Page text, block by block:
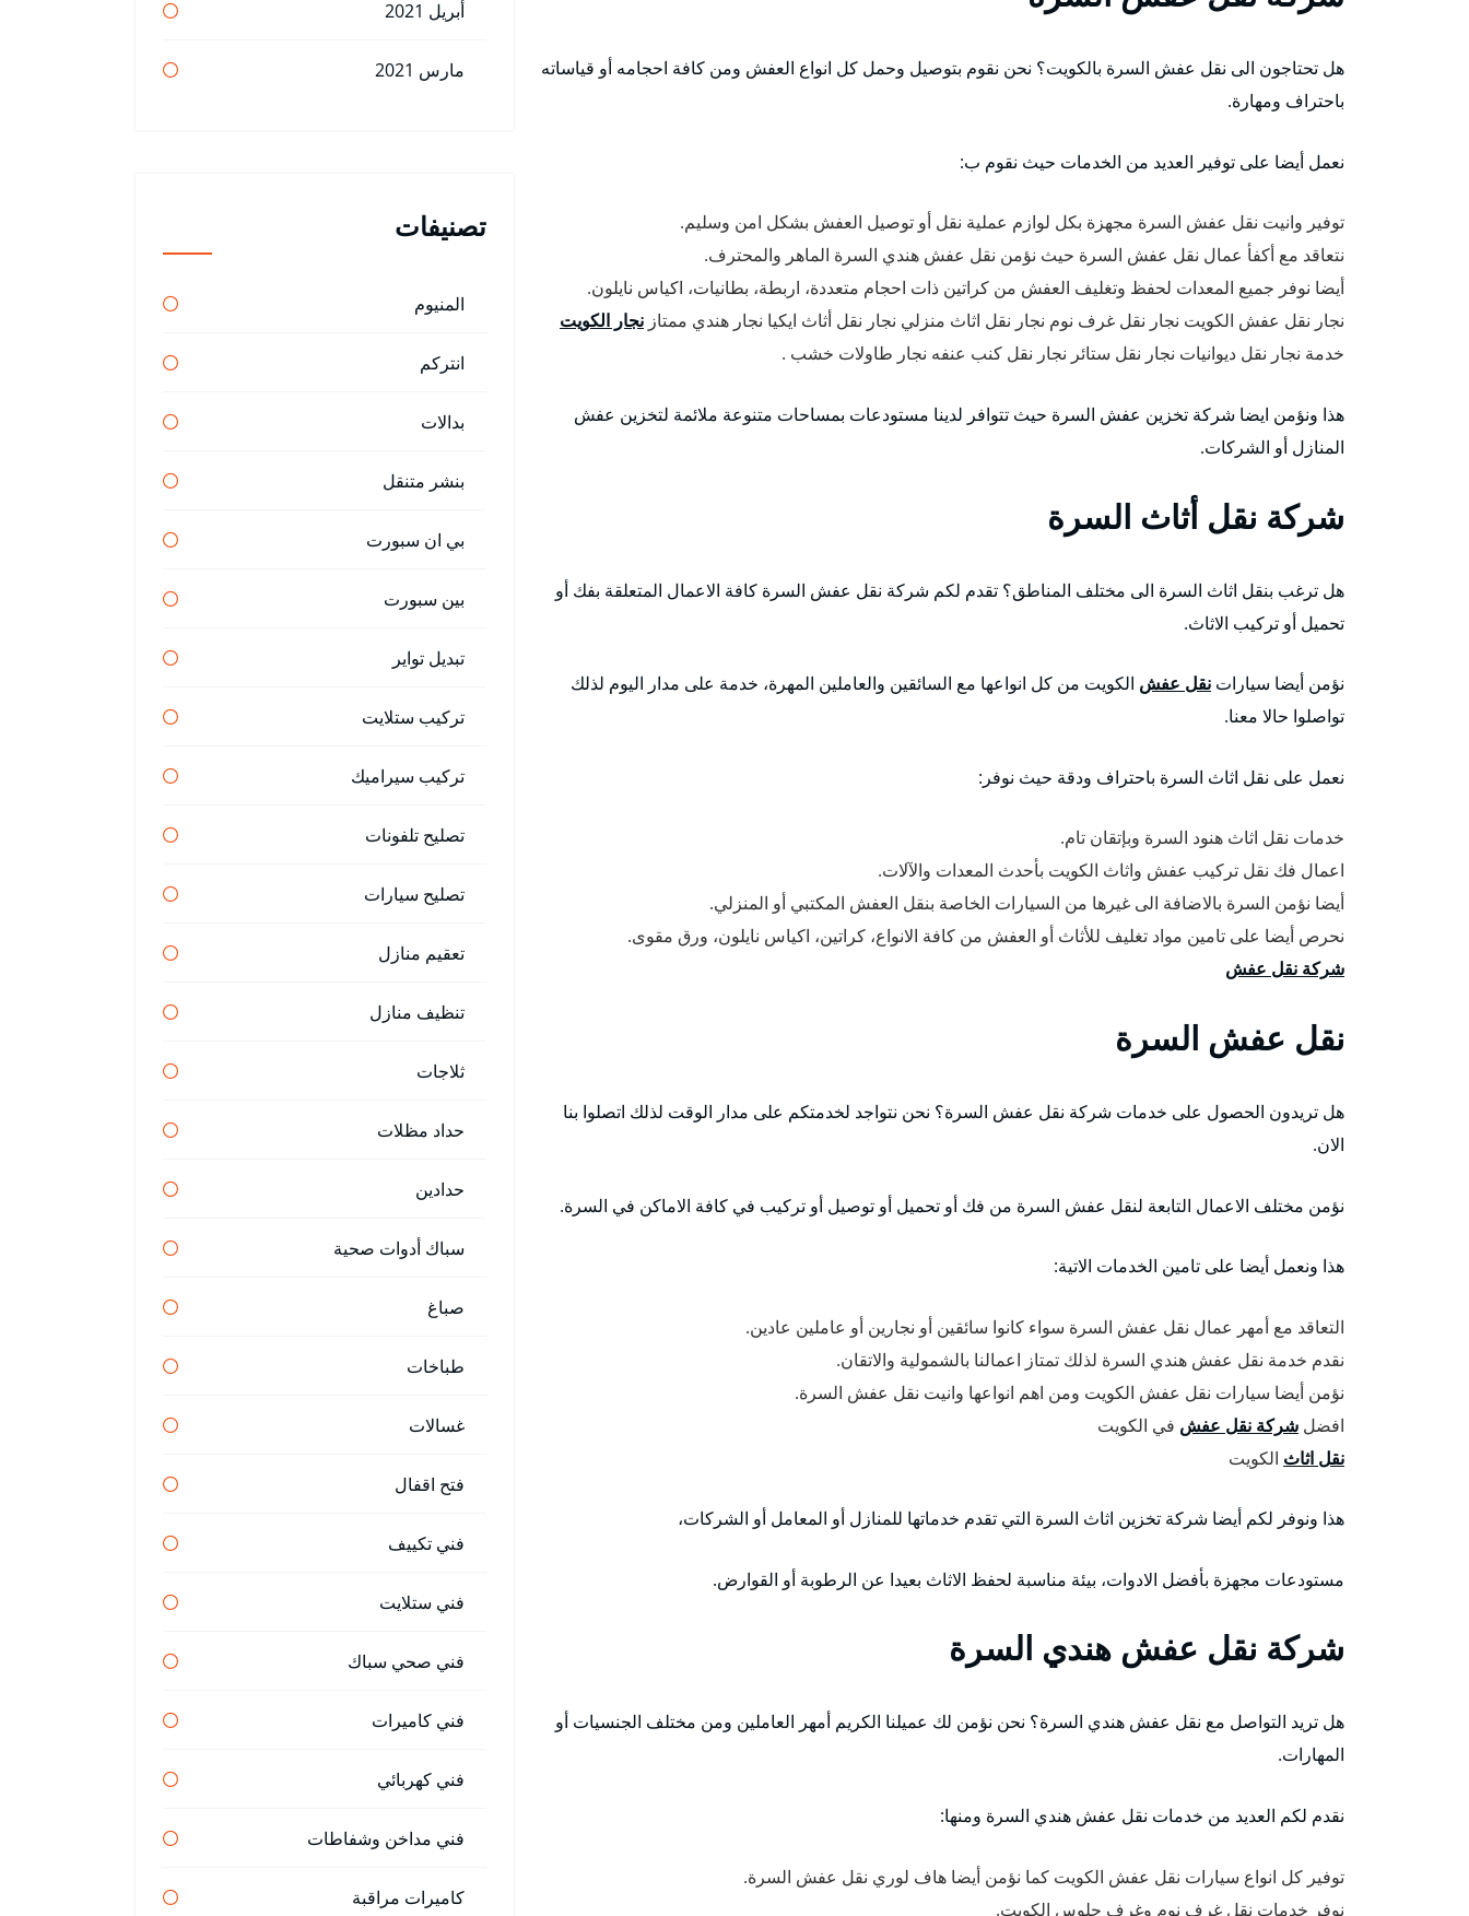
هل تحتاجون الى نقل عفش السرة بالكويت؟ نحن نقوم بتوصيل وحمل كل انواع العفش ومن كافة احجامه أو قياساته
باحتراف ومهارة.
نعمل أيضا على توفير العديد من الخدمات حيث نقوم ب:
توفير وانيت نقل عفش السرة مجهزة بكل لوازم عملية نقل أو توصيل العفش بشكل امن وسليم.
نتعاقد مع أكفأ عمال نقل عفش السرة حيث نؤمن نقل عفش هندي السرة الماهر والمحترف.
أيضا نوفر جميع المعدات لحفظ وتغليف العفش من كراتين ذات احجام متعددة، اربطة، بطانيات، اكياس نايلون.
نجار نقل عفش الكويت نجار نقل غرف نوم نجار نقل اثاث منزلي نجار نقل أثاث ايكيا نجار هندي ممتاز نجار الكويت
خدمة نجار نقل ديوانيات نجار نقل ستائر نجار نقل كنب عنفه نجار طاولات خشب .
هذا ونؤمن ايضا شركة تخزين عفش السرة حيث تتوافر لدينا مستودعات بمساحات متنوعة ملائمة لتخزين عفش
المنازل أو الشركات.
شركة نقل أثاث السرة
هل ترغب بنقل اثاث السرة الى مختلف المناطق؟ تقدم لكم شركة نقل عفش السرة كافة الاعمال المتعلقة بفك أو
تحميل أو تركيب الاثاث.
نؤمن أيضا سيارات نقل عفش الكويت من كل انواعها مع السائقين والعاملين المهرة، خدمة على مدار اليوم لذلك
تواصلوا حالا معنا.
نعمل على نقل اثاث السرة باحتراف ودقة حيث نوفر:
خدمات نقل اثاث هنود السرة وبإتقان تام.
اعمال فك نقل تركيب عفش واثاث الكويت بأحدث المعدات والآلات.
أيضا نؤمن السرة بالاضافة الى غيرها من السيارات الخاصة بنقل العفش المكتبي أو المنزلي.
نحرص أيضا على تامين مواد تغليف للأثاث أو العفش من كافة الانواع، كراتين، اكياس نايلون، ورق مقوى.
شركة نقل عفش
نقل عفش السرة
هل تريدون الحصول على خدمات شركة نقل عفش السرة؟ نحن نتواجد لخدمتكم على مدار الوقت لذلك اتصلوا بنا
الان.
نؤمن مختلف الاعمال التابعة لنقل عفش السرة من فك أو تحميل أو توصيل أو تركيب في كافة الاماكن في السرة.
هذا ونعمل أيضا على تامين الخدمات الاتية:
التعاقد مع أمهر عمال نقل عفش السرة سواء كانوا سائقين أو نجارين أو عاملين عادين.
نقدم خدمة نقل عفش هندي السرة لذلك تمتاز اعمالنا بالشمولية والاتقان.
نؤمن أيضا سيارات نقل عفش الكويت ومن اهم انواعها وانيت نقل عفش السرة.
افضل شركة نقل عفش في الكويت
نقل اثاث الكويت
هذا ونوفر لكم أيضا شركة تخزين اثاث السرة التي تقدم خدماتها للمنازل أو المعامل أو الشركات،
مستودعات مجهزة بأفضل الادوات، بيئة مناسبة لحفظ الاثاث بعيدا عن الرطوبة أو القوارض.
شركة نقل عفش هندي السرة
هل تريد التواصل مع نقل عفش هندي السرة؟ نحن نؤمن لك عميلنا الكريم أمهر العاملين ومن مختلف الجنسيات أو
المهارات.
نقدم لكم العديد من خدمات نقل عفش هندي السرة ومنها:
توفير كل انواع سيارات نقل عفش الكويت كما نؤمن أيضا هاف لوري نقل عفش السرة.
نوفر خدمات نقل غرف نوم وغرف جلوس الكويت.
أبريل 2021
مارس 2021
تصنيفات
المنيوم
انتركم
بدالات
بنشر متنقل
بي ان سبورت
بين سبورت
تبديل تواير
تركيب ستلايت
تركيب سيراميك
تصليح تلفونات
تصليح سيارات
تعقيم منازل
تنظيف منازل
ثلاجات
حداد مظلات
حدادين
سباك أدوات صحية
صباغ
طباخات
غسالات
فتح اقفال
فني تكييف
فني ستلايت
فني صحي سباك
فني كاميرات
فني كهربائي
فني مداخن وشفاطات
كاميرات مراقبة